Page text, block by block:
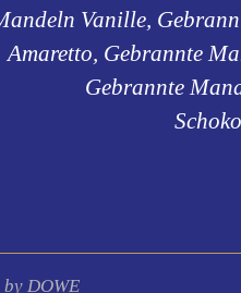
Vanille,
Amaretto, Gebrannte
Gebrannte
by DOWE